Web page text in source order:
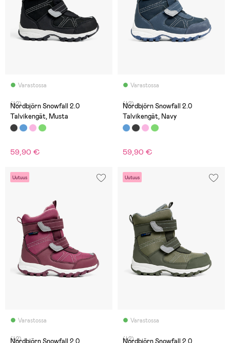
Varastossa
(42)
Nordbjörn Snowfall 2.0
Talvikengät, Musta
59,90 €
Varastossa
(42)
Nordbjörn Snowfall 2.0
Talvikengät, Navy
59,90 €
Uutuus
Varastossa
(42)
Uutuus
Varastossa
(42)